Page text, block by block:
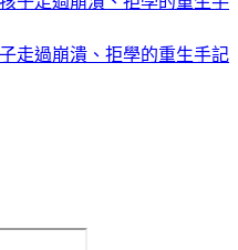
走過崩潰、拒學的重生手記